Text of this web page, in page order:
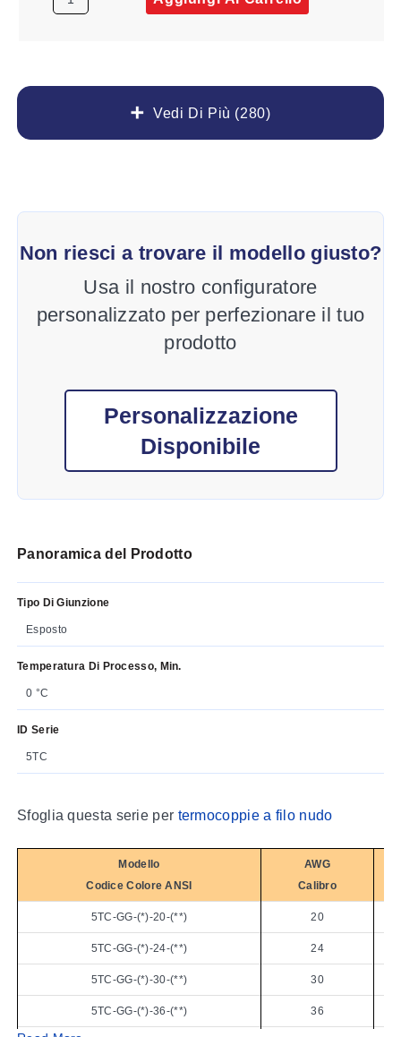
Vedi Di Più (280)
Non riesci a trovare il modello giusto?
Usa il nostro configuratore
personalizzato per perfezionare il tuo
prodotto
Personalizzazione
Disponibile
Panoramica del Prodotto
Tipo Di Giunzione
Esposto
Temperatura Di Processo, Min.
0 °C
ID Serie
5TC
Sfoglia questa serie per termocoppie a filo nudo
Modello
Codice Colore ANSI
AWG
Calibro
5TC-GG-(*)-20-(**) 20
5TC-GG-(*)-24-(**) 24
5TC-GG-(*)-30-(**) 30
5TC-GG-(*)-36-(**) 36